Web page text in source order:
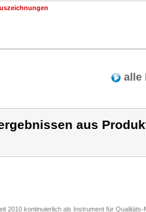
alle
aus
2010 kontinuierlich als Instrument für Qualitäts-